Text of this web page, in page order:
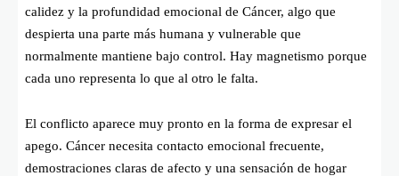
calidez y la profundidad emocional de Cáncer, algo que
despierta una parte más humana y vulnerable que
normalmente mantiene bajo control. Hay magnetismo porque
cada uno representa lo que al otro le falta.
El conflicto aparece muy pronto en la forma de expresar el
apego. Cáncer necesita contacto emocional frecuente,
demostraciones claras de afecto y una sensación de hogar